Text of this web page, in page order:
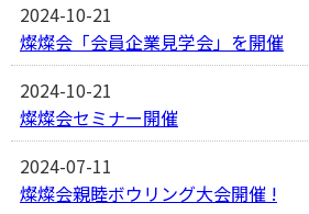
2024-10-21
燦燦会「会員企業見学会」を開催
2024-10-21
燦燦会セミナー開催
2024-07-11
燦燦会親睦ボウリング大会開催 !